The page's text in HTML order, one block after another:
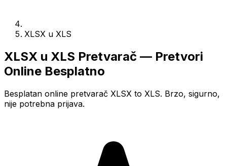
XLSX u XLS
XLSX u XLS Pretvarač — Pretvori
Online Besplatno
Besplatan online pretvarač XLSX to XLS. Brzo, sigurno,
nije potrebna prijava.